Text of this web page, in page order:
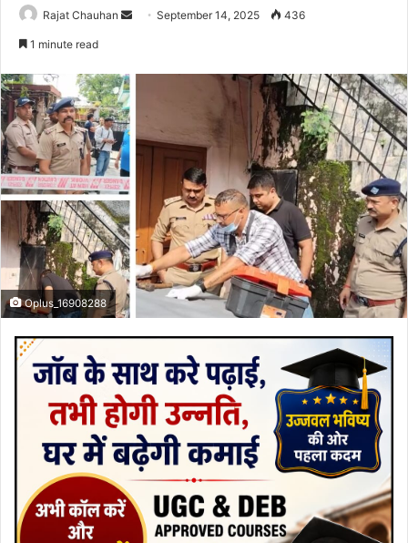
Rajat Chauhan
Send September 14, 2025 436
1 minute read
Oplus_16908288